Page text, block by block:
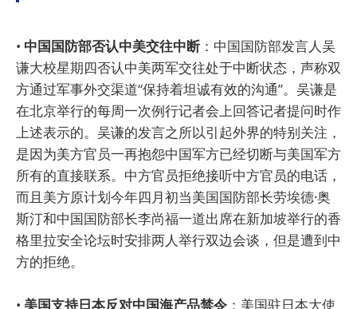
• 中国国防部否认中美交往中断：中国国防部发言人吴
谦大校星期四否认中美两军交往处于中断状态，声称双
方通过军事外交渠道“保持着坦诚有效的沟通”。吴谦是
在北京举行的每周一次例行记者会上回答记者提问时作
上述表示的。吴谦的发言之所以引起外界的特别关注，
是因为美方官员一再抱怨中国军方已经切断与美国军方
所有的直接联系。中方官员拒绝接听中方官员的电话，
而且美方原计划今年四月初当美国国防部长劳埃德·奥
斯汀和中国国防部长李尚福一道出席在新加坡举行的香
格里拉安全论坛时安排两人举行双边会谈，但是遭到中
方的拒绝。
• 美国支持日本反对中国海产品禁令 ：美国驻日本大使